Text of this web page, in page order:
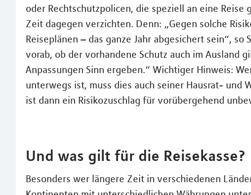
oder Rechtschutzpolicen, die speziell an eine
Zeit dagegen verzichten. Denn: „Gegen solche
Reiseplänen – das ganze Jahr abgesichert sein“,
vorab, ob der vorhandene Schutz auch im Ausland
Anpassungen Sinn ergeben.“ Wichtiger Hinweis:
unterwegs ist, muss dies auch seiner Hausrat- und
ist dann ein Risikozuschlag für vorübergehend
Und was gilt für die Reisekasse?
Besonders wer längere Zeit in verschiedenen